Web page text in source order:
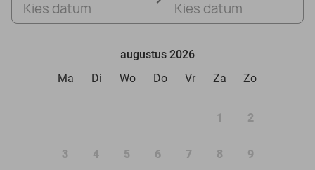
Kies datum Kies datum
augustus 2026
Ma
Di Wo Do Vr Za Zo
1 2
3 4 5 6 7 8 9